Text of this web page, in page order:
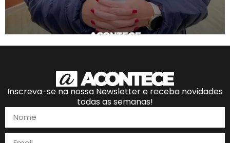
Inscreva-se na nossa Newsletter e receba novidades
todas as semanas!